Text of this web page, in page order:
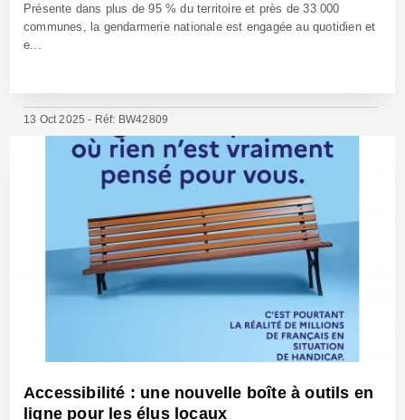
Présente dans plus de 95 % du territoire et près de 33 000
communes, la gendarmerie nationale est engagée au quotidien et
e...
13 Oct 2025 - Réf: BW42809
Accessibilité : une nouvelle boîte à outils en
ligne pour les élus locaux